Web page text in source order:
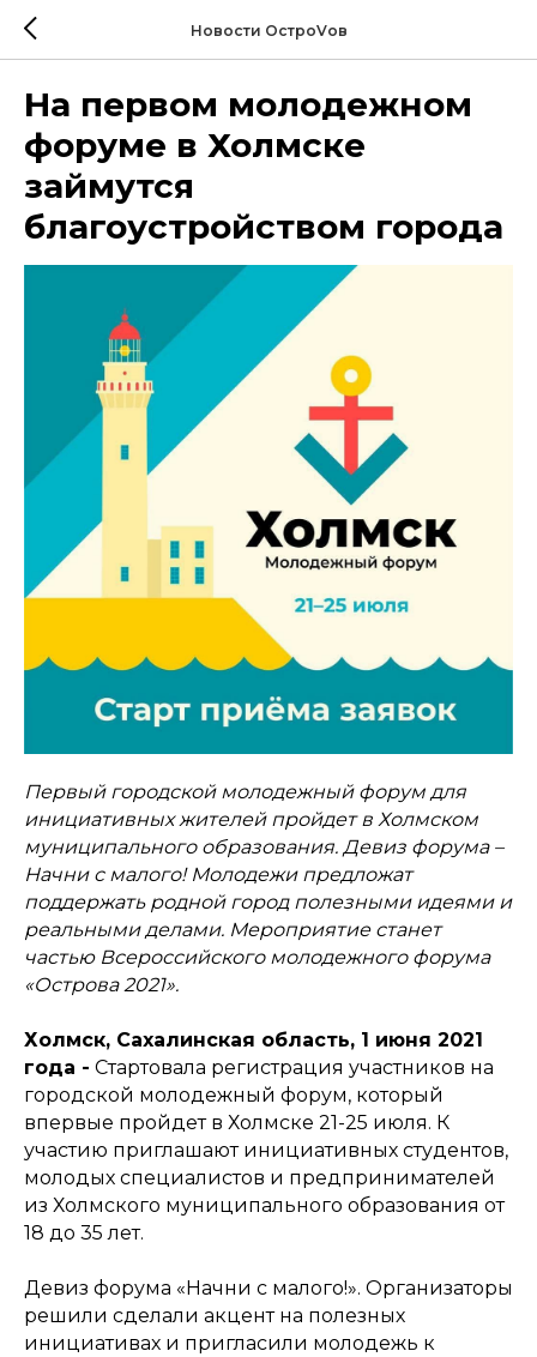
Новости ОстроVов
На первом молодежном
форуме в Холмске
займутся
благоустройством города
Первый городской молодежный форум для
инициативных жителей пройдет в Холмском
муниципального образования. Девиз форума –
Начни с малого! Молодежи предложат
поддержать родной город полезными идеями и
реальными делами. Мероприятие станет
частью Всероссийского молодежного форума
«Острова 2021».
Холмск, Сахалинская область, 1 июня 2021
года - Стартовала регистрация участников на
городской молодежный форум, который
впервые пройдет в Холмске 21-25 июля. К
участию приглашают инициативных студентов,
молодых специалистов и предпринимателей
из Холмского муниципального образования от
18 до 35 лет.
Девиз форума «Начни с малого!». Организаторы
решили сделали акцент на полезных
инициативах и пригласили молодежь к